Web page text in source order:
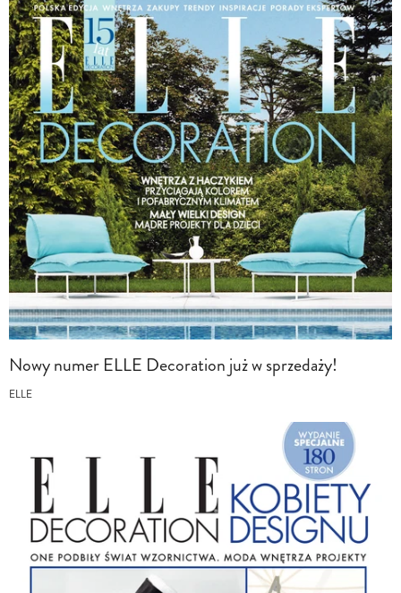
Nowy numer ELLE Decoration już w sprzedaży!
ELLE